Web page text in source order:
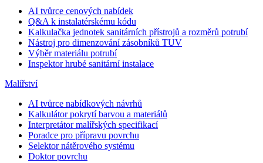
AI tvůrce cenových nabídek
Q&A k instalatérskému kódu
Kalkulačka jednotek sanitárních přístrojů a rozměrů potrubí
Nástroj pro dimenzování zásobníků TUV
Výběr materiálu potrubí
Inspektor hrubé sanitární instalace
Malířství
AI tvůrce nabídkových návrhů
Kalkulátor pokrytí barvou a materiálů
Interpretátor malířských specifikací
Poradce pro přípravu povrchu
Selektor nátěrového systému
Doktor povrchu